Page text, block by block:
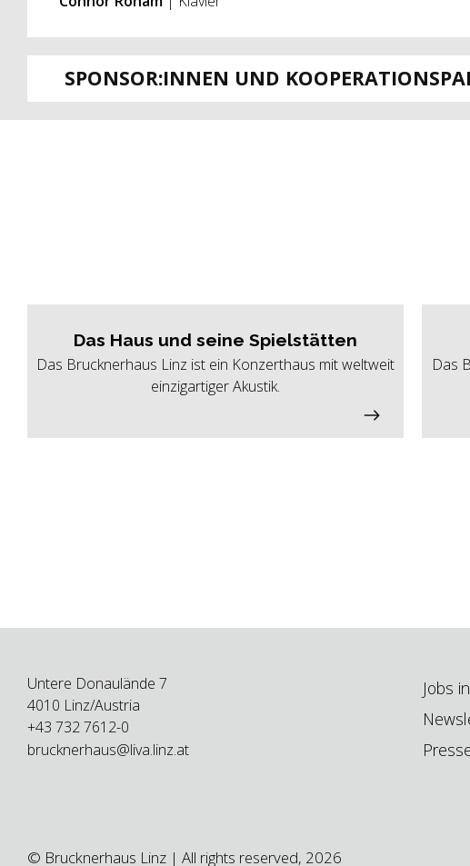
SPONSOR:INNEN UND
Das Haus und seine Spielstätten
Das Brucknerhaus Linz ist ein Konzerthaus mit weltweit
einzigartiger Akustik.
Das
Untere Donaulände 7
4010 Linz/Austria
+43 732 7612-0
brucknerhaus@liva.linz.at
Jobs
© Brucknerhaus Linz | All rights reserved, 2026